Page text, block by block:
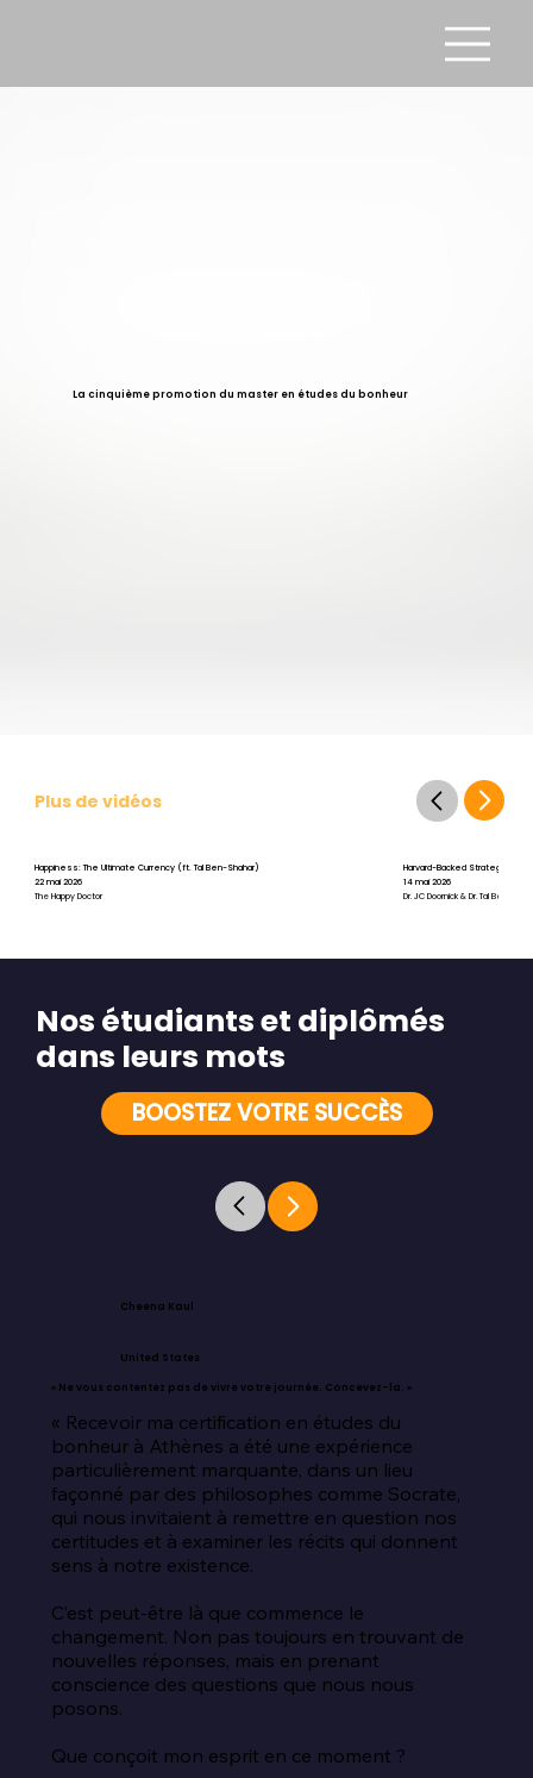
La cinquième promotion du master en études du bonheur
Plus de vidéos
Happiness: The Ultimate Currency (ft. Tal Ben-Shahar)
22 mai 2026
The Happy Doctor
Harvard-Backed Strategies for
14 mai 2026
Dr. JC Doornick & Dr. Tal Ben-
BOOSTEZ VOTRE SUCCÈS
Nos étudiants et diplômés
dans leurs mots
Cheena Kaul
United States
« Ne vous contentez pas de vivre votre journée. Concevez-la. »
« Recevoir ma certification en études du
bonheur à Athènes a été une expérience
particulièrement marquante, dans un lieu
façonné par des philosophes comme Socrate,
qui nous invitaient à remettre en question nos
certitudes et à examiner les récits qui donnent
sens à notre existence.
C’est peut-être là que commence le
changement. Non pas toujours en trouvant de
nouvelles réponses, mais en prenant
conscience des questions que nous nous
posons.
Que conçoit mon esprit en ce moment ?